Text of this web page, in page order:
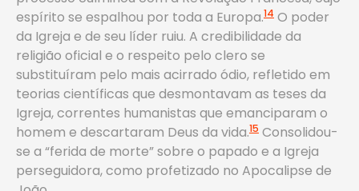
espírito se espalhou por toda a Europa.14 O poder
da Igreja e de seu líder ruiu. A credibilidade da
religião oficial e o respeito pelo clero se
substituíram pelo mais acirrado ódio, refletido em
teorias científicas que desmontavam as teses da
Igreja, correntes humanistas que emanciparam o
homem e descartaram Deus da vida.15 Consolidou-
se a “ferida de morte” sobre o papado e a Igreja
perseguidora, como profetizado no Apocalipse de